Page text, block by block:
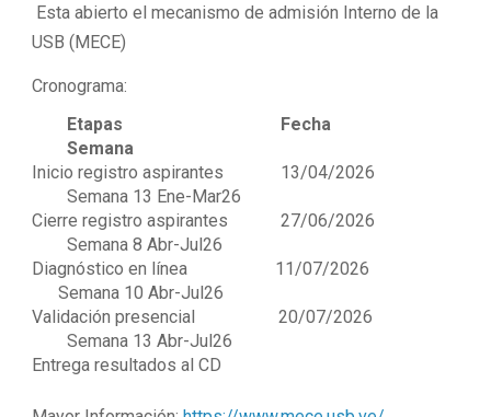
Esta abierto el mecanismo de admisión Interno de la
USB (MECE)
Cronograma:
Etapas Fecha
Semana
Inicio registro aspirantes 13/04/2026
Semana 13 Ene-Mar26
Cierre registro aspirantes 27/06/2026
Semana 8 Abr-Jul26
Diagnóstico en línea 11/07/2026
Semana 10 Abr-Jul26
Validación presencial 20/07/2026
Semana 13 Abr-Jul26
Entrega resultados al CD